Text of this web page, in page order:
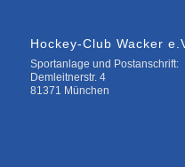
Hockey-Club Wacker
Sportanlage und Postanschrift:
Demleitnerstr. 4
81371 München